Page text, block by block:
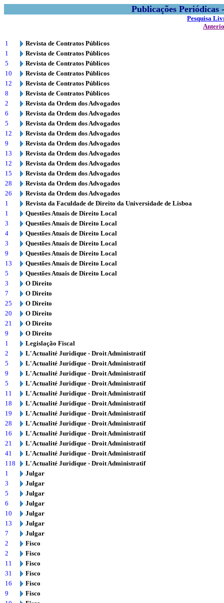
Publicações
Pesquisa
1
Revista de Contratos Públicos
1
Revista de Contratos Públicos
5
Revista de Contratos Públicos
10
Revista de Contratos Públicos
12
Revista de Contratos Públicos
8
Revista de Contratos Públicos
2
Revista da Ordem dos Advogados
6
Revista da Ordem dos Advogados
5
Revista da Ordem dos Advogados
12
Revista da Ordem dos Advogados
9
Revista da Ordem dos Advogados
13
Revista da Ordem dos Advogados
12
Revista da Ordem dos Advogados
15
Revista da Ordem dos Advogados
28
Revista da Ordem dos Advogados
26
Revista da Ordem dos Advogados
1
Revista da Faculdade de Direito da Universidade de Lisboa
1
Questões Atuais de Direito Local
3
Questões Atuais de Direito Local
4
Questões Atuais de Direito Local
3
Questões Atuais de Direito Local
9
Questões Atuais de Direito Local
13
Questões Atuais de Direito Local
5
Questões Atuais de Direito Local
3
O Direito
7
O Direito
25
O Direito
20
O Direito
21
O Direito
9
O Direito
1
Legislação Fiscal
2
L'Actualité Juridique - Droit Administratif
5
L'Actualité Juridique - Droit Administratif
9
L'Actualité Juridique - Droit Administratif
5
L'Actualité Juridique - Droit Administratif
11
L'Actualité Juridique - Droit Administratif
18
L'Actualité Juridique - Droit Administratif
19
L'Actualité Juridique - Droit Administratif
28
L'Actualité Juridique - Droit Administratif
16
L'Actualité Juridique - Droit Administratif
21
L'Actualité Juridique - Droit Administratif
41
L'Actualité Juridique - Droit Administratif
118
L'Actualité Juridique - Droit Administratif
1
Julgar
3
Julgar
5
Julgar
6
Julgar
10
Julgar
13
Julgar
7
Julgar
2
Fisco
2
Fisco
11
Fisco
31
Fisco
16
Fisco
9
Fisco